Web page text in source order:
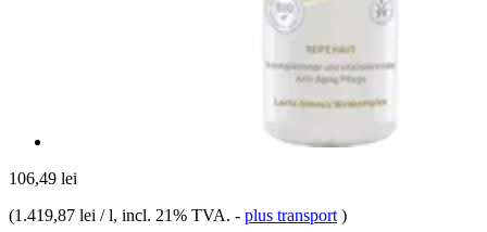
106,49 lei
(1.419,87 lei / l, incl. 21% TVA. - plus transport )